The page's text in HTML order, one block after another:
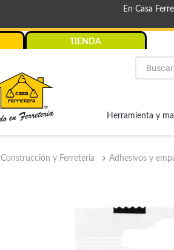
En Casa
TIENDA
Herramienta y
Construcción y Ferreteria Adhesivos y